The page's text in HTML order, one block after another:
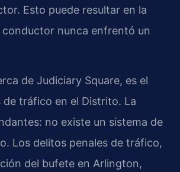
Esto puede resultar en la
conductor nunca enfrentó un
de Judiciary Square, es el
tráfico en el Distrito. La
no existe un sistema de
Los delitos penales de tráfico,
del bufete en Arlington,